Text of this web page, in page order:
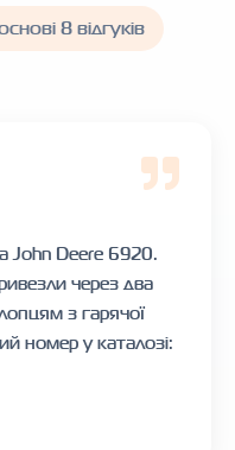
8 відгуків
John Deere 6920.
через два
з гарячої
номер у каталозі: